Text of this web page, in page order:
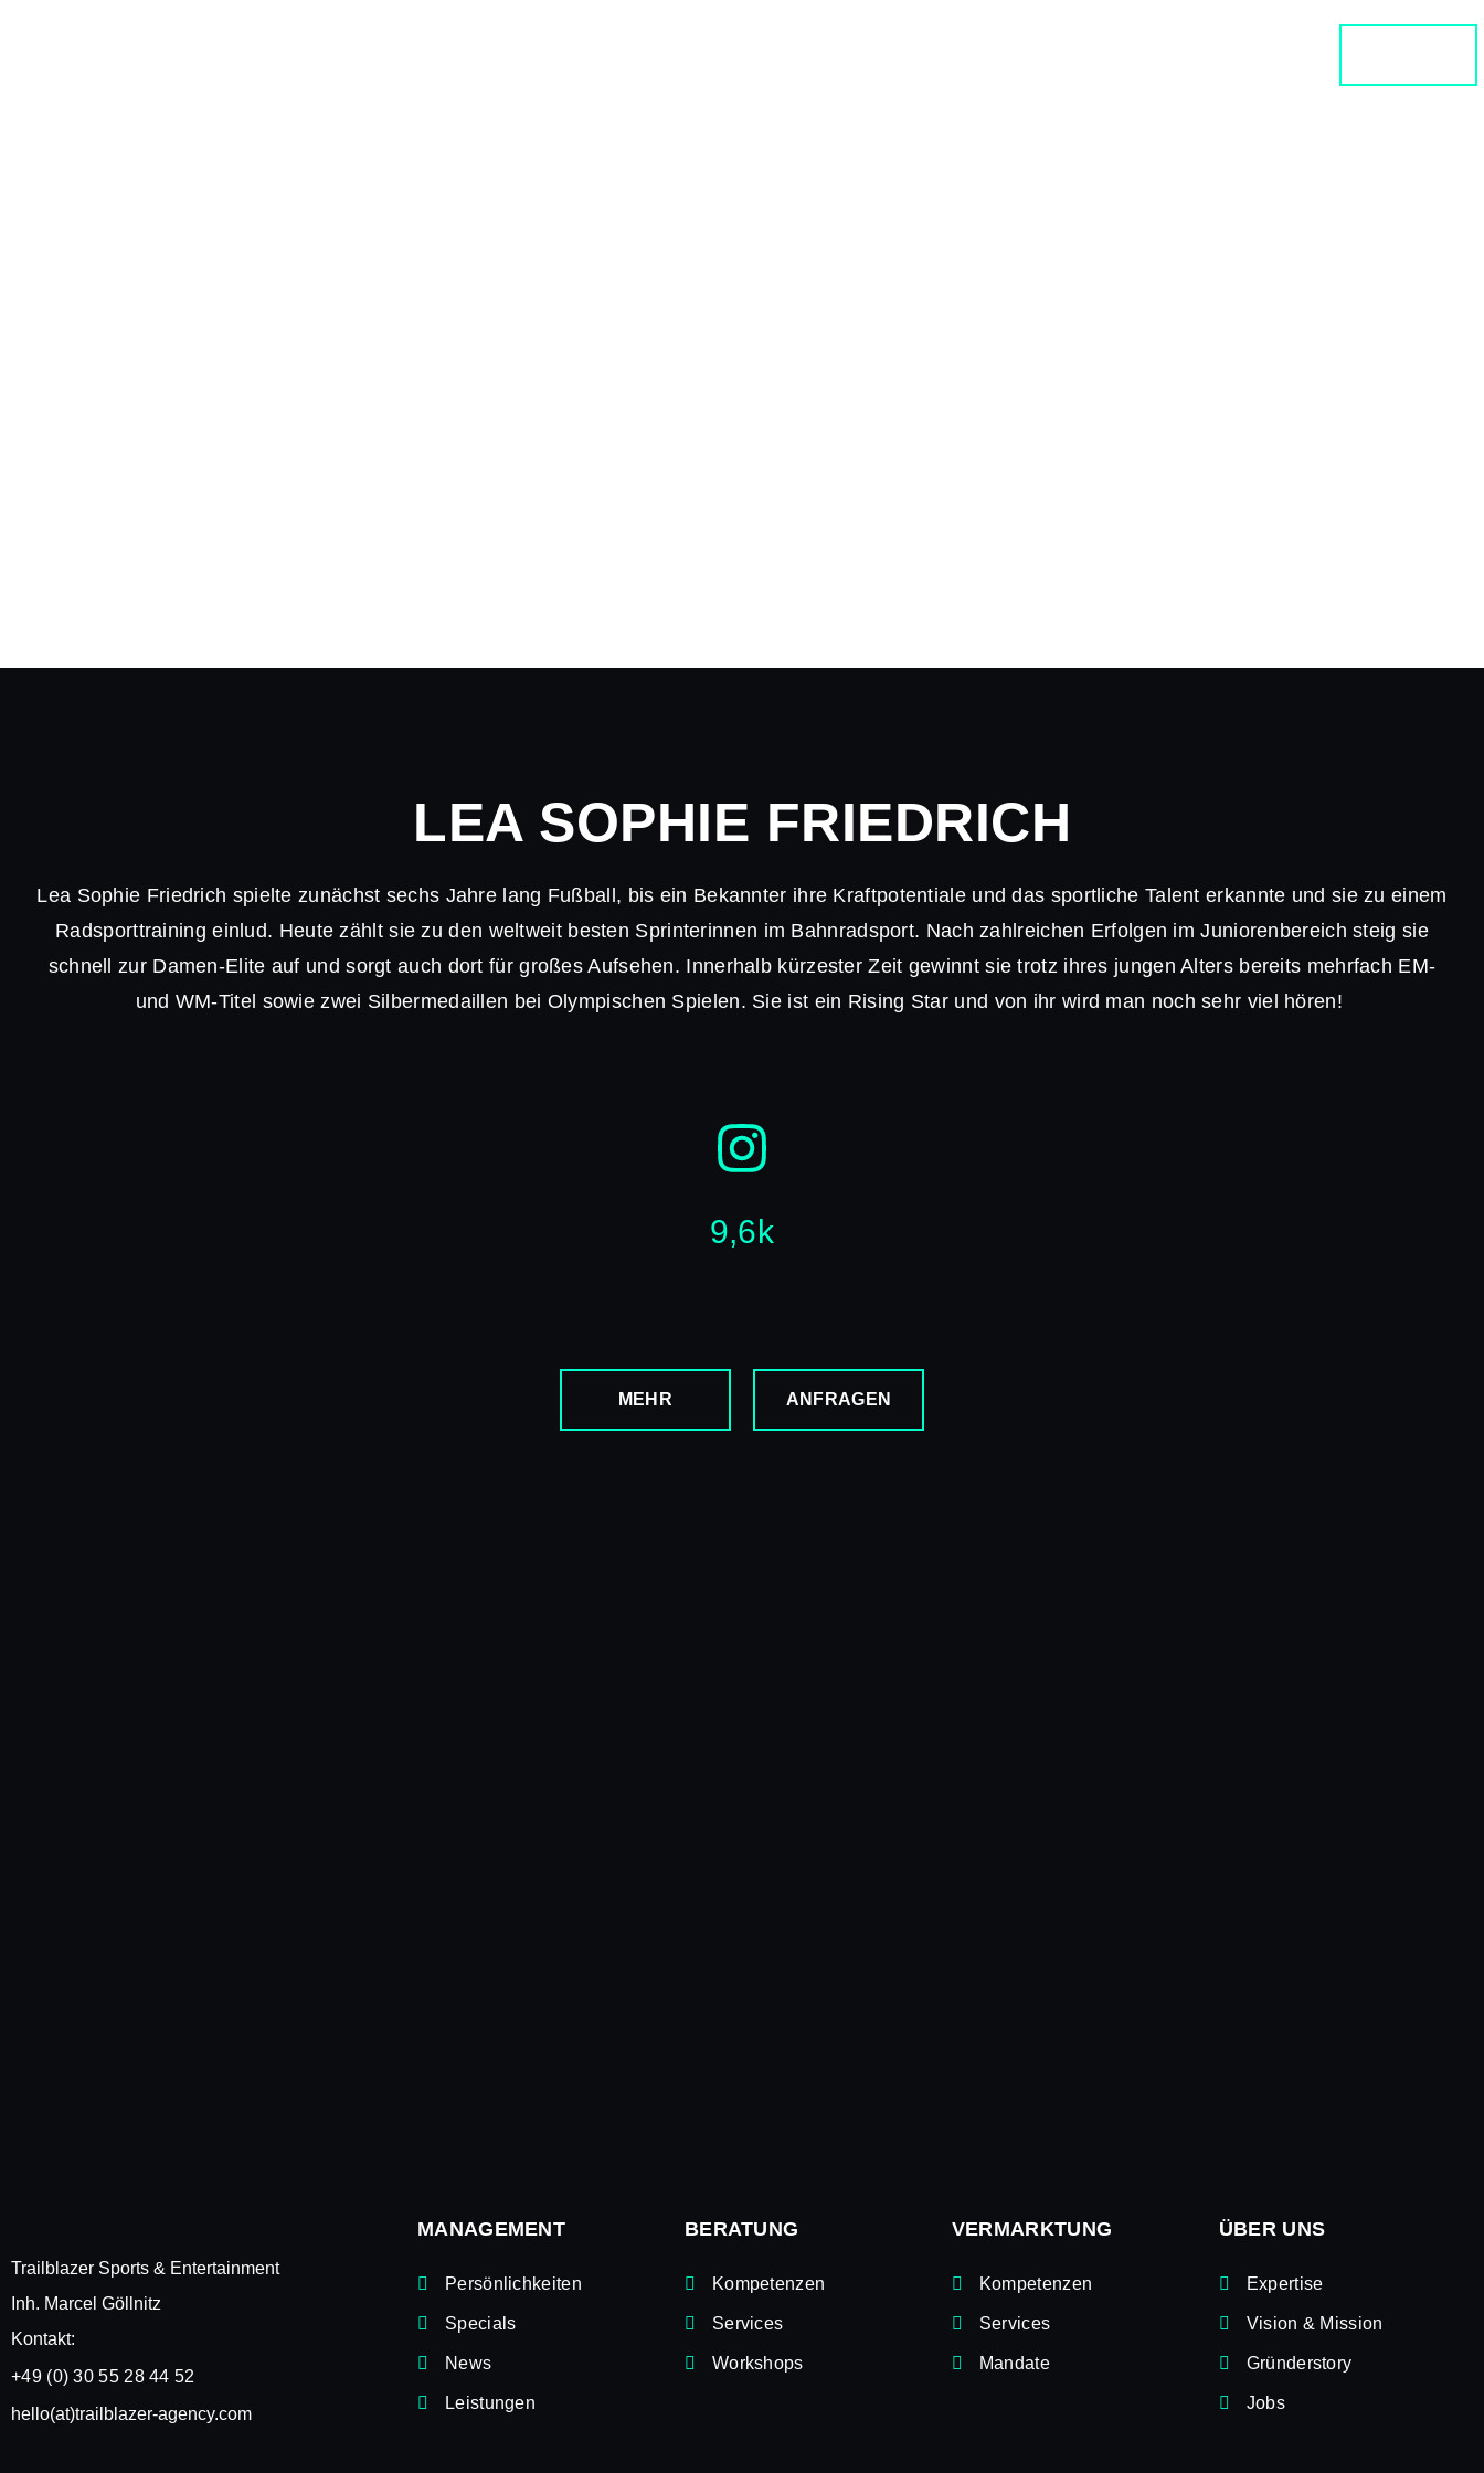
LEA SOPHIE FRIEDRICH
Lea Sophie Friedrich spielte zunächst sechs Jahre lang Fußball, bis ein Bekannter ihre Kraftpotentiale und das sportliche Talent erkannte und sie zu einem
Radsporttraining einlud. Heute zählt sie zu den weltweit besten Sprinterinnen im Bahnradsport. Nach zahlreichen Erfolgen im Juniorenbereich steig sie
schnell zur Damen-Elite auf und sorgt auch dort für großes Aufsehen. Innerhalb kürzester Zeit gewinnt sie trotz ihres jungen Alters bereits mehrfach EM-
und WM-Titel sowie zwei Silbermedaillen bei Olympischen Spielen. Sie ist ein Rising Star und von ihr wird man noch sehr viel hören!
9,6k
MEHR ANFRAGEN
Trailblazer Sports & Entertainment
Inh. Marcel Göllnitz
Kontakt:
+49 (0) 30 55 28 44 52
hello(at)trailblazer-agency.com
MANAGEMENT
Persönlichkeiten
Specials
News
Leistungen
BERATUNG
Kompetenzen
Services
Workshops
VERMARKTUNG
Kompetenzen
Services
Mandate
ÜBER UNS
Expertise
Vision & Mission
Gründerstory
Jobs